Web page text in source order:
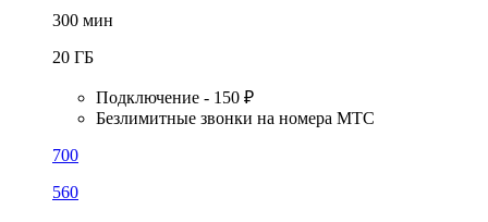
300 мин
20 ГБ
Подключение - 150 ₽
Безлимитные звонки на номера МТС
700
560